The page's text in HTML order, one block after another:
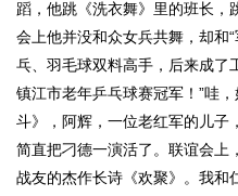
蹈，他跳《洗衣舞》里的班长，
会上他并没和众女兵共舞，却和
乓、羽毛球双料高手，后来成了
镇江市老年乒乓球赛冠军！”哇
斗》，阿辉，一位老红军的儿子
简直把刁德一演活了。联谊会上
战友的杰作长诗《欢聚》。我和